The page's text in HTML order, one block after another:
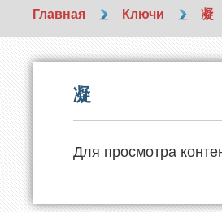
Главная Ключи 凝
凝
Для просмотра